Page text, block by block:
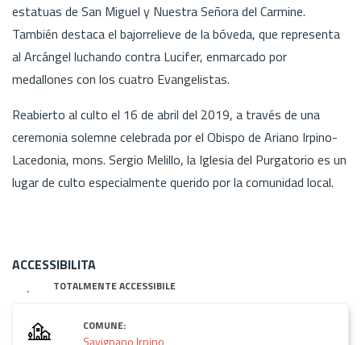
estatuas de San Miguel y Nuestra Señora del Carmine.
También destaca el bajorrelieve de la bóveda, que representa
al Arcángel luchando contra Lucifer, enmarcado por
medallones con los cuatro Evangelistas.
Reabierto al culto el 16 de abril del 2019, a través de una
ceremonia solemne celebrada por el Obispo de Ariano Irpino-
Lacedonia, mons. Sergio Melillo, la Iglesia del Purgatorio es un
lugar de culto especialmente querido por la comunidad local.
ACCESSIBILITA
TOTALMENTE ACCESSIBILE
COMUNE:
Savignano Irpino